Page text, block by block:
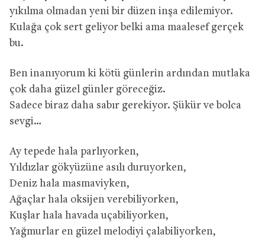
yıkılma olmadan yeni bir düzen inşa edilemiyor.
Kulağa çok sert geliyor belki ama maalesef gerçek
bu.
Ben inanıyorum ki kötü günlerin ardından mutlaka
çok daha güzel günler göreceğiz.
Sadece biraz daha sabır gerekiyor. Şükür ve bolca
sevgi…
Ay tepede hala parlıyorken,
Yıldızlar gökyüzüne asılı duruyorken,
Deniz hala masmaviyken,
Ağaçlar hala oksijen verebiliyorken,
Kuşlar hala havada uçabiliyorken,
Yağmurlar en güzel melodiyi çalabiliyorken,